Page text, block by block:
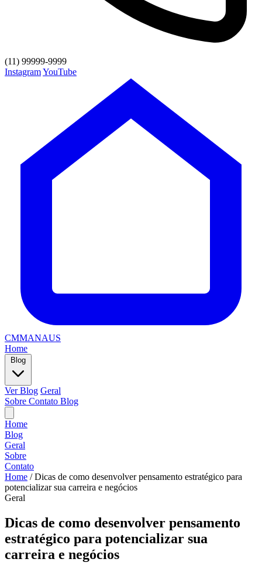
(11) 99999-9999
InstagramYouTube
CMMANAUS
Home
Ver Blog Geral
Sobre Contato Blog
Home
Blog
Geral
Sobre
Contato
Home / Dicas de como desenvolver pensamento estratégico para
potencializar sua carreira e negócios
Geral
Dicas de como desenvolver pensamento
estratégico para potencializar sua
carreira e negócios